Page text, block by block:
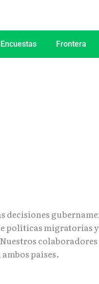
Frontera
políticas migratorias
países.